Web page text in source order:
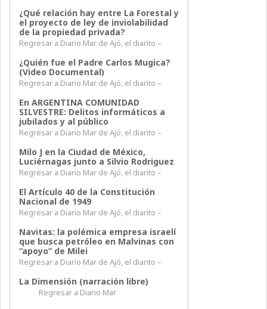
¿Qué relación hay entre La Forestal y
el proyecto de ley de inviolabilidad
de la propiedad privada?
Regresar a Diario Mar de Ajó, el diarito –
¿Quién fue el Padre Carlos Mugica?
(Video Documental)
Regresar a Diario Mar de Ajó, el diarito –
En ARGENTINA COMUNIDAD
SILVESTRE: Delitos informáticos a
jubilados y al público
Regresar a Diario Mar de Ajó, el diarito –
Milo J en la Ciudad de México,
Luciérnagas junto a Silvio Rodriguez
Regresar a Diario Mar de Ajó, el diarito –
El Artículo 40 de la Constitución
Nacional de 1949
Regresar a Diario Mar de Ajó, el diarito –
Navitas: la polémica empresa israelí
que busca petróleo en Malvinas con
“apoyo” de Milei
Regresar a Diario Mar de Ajó, el diarito –
La Dimensión (narración libre)
Regresar a Diario Mar